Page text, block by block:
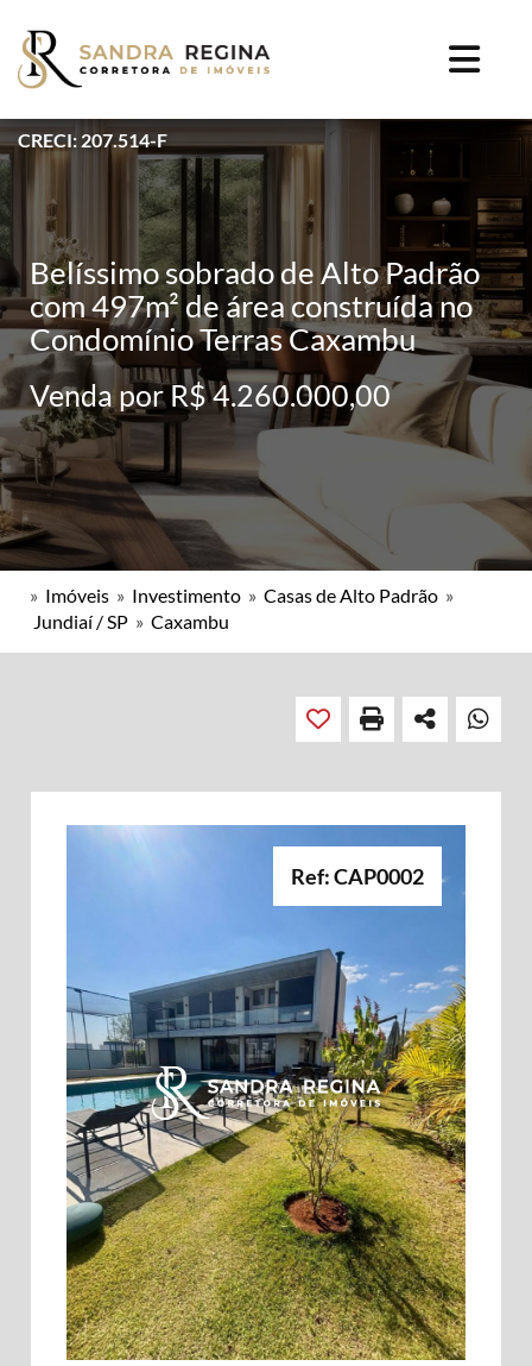
CRECI: 207.514-F
Belíssimo sobrado de Alto Padrão
com 497m² de área construída no
Condomínio Terras Caxambu
Venda por R$ 4.260.000,00
» Imóveis » Investimento » Casas de Alto Padrão »
Jundiaí / SP » Caxambu
Ref: CAP0002